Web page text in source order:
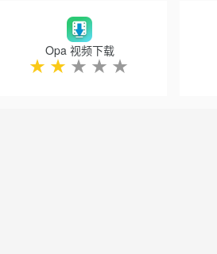
Opa 视频下载
★ ★ ★ ★ ★